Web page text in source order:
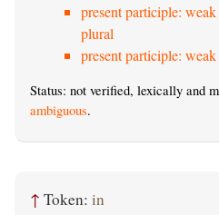
present participle:
plural
present participle:
Status: not verified, lexically and
ambiguous.
↑ Token: in